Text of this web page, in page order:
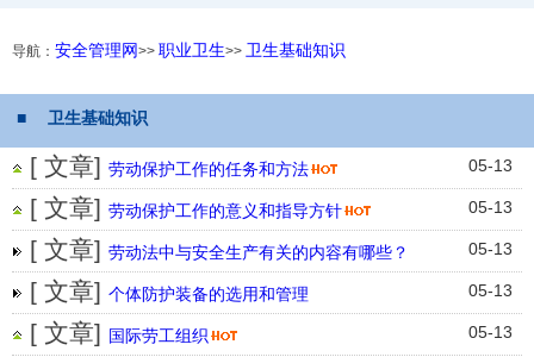
导航： 安全管理网>> 职业卫生>> 卫生基础知识
■ 卫生基础知识
05-13
[ 文章] 劳动保护工作的任务和方法
05-13
[ 文章] 劳动保护工作的意义和指导方针
05-13
[ 文章] 劳动法中与安全生产有关的内容有哪些？
05-13
[ 文章] 个体防护装备的选用和管理
05-13
[ 文章] 国际劳工组织